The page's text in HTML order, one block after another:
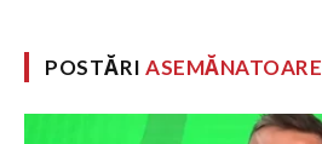
POSTĂRIASEMĂNATOARE